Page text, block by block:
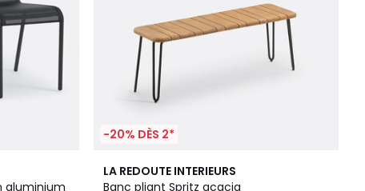
aluminium
-20% DÈS 2*
LA REDOUTE INTERIEURS
Banc pliant Spritz acacia
3,8
/ 5